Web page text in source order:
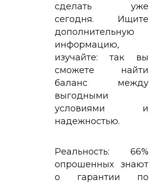
сделать уже
сегодня. Ищите
дополнительную
информацию,
изучайте: так вы
сможете найти
баланс между
выгодными
условиями и
надежностью.
Реальность: 66%
опрошенных знают
о гарантии по